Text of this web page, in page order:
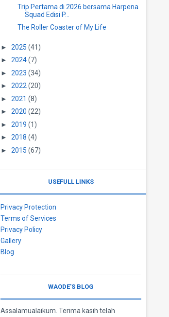
Trip Pertama di 2026 bersama Harpena
Squad Edisi P...
The Roller Coaster of My Life
► 2025 (41)
► 2024(7)
► 2023 (34)
► 2022 (20)
► 2021 (8)
► 2020 (22)
► 2019 (1)
► 2018 (4)
► 2015 (67)
USEFULL LINKS
Privacy Protection
Terms of Services
Privacy Policy
Gallery
Blog
WAODE'S BLOG
Assalamualaikum. Terima kasih telah